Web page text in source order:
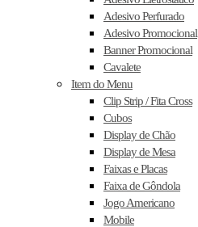
Adesivo Perfurado
Adesivo Promocional
Banner Promocional
Cavalete
Item do Menu
Clip Strip / Fita Cross
Cubos
Display de Chão
Display de Mesa
Faixas e Placas
Faixa de Gôndola
Jogo Americano
Mobile